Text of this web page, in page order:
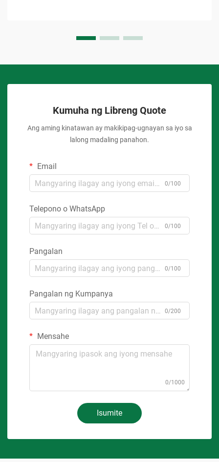
Kumuha ng Libreng Quote
Ang aming kinatawan ay makikipag-ugnayan sa iyo sa
lalong madaling panahon.
Email
0/100
Telepono o WhatsApp
0/100
Pangalan
0/100
Pangalan ng Kumpanya
0/200
Mensahe
0/1000
Isumite